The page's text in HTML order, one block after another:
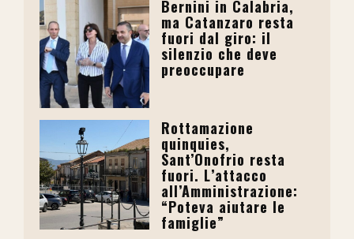
Bernini in Calabria,
ma Catanzaro resta
fuori dal giro: il
silenzio che deve
preoccupare
Rottamazione
quinquies,
Sant’Onofrio resta
fuori. L’attacco
all’Amministrazione:
“Poteva aiutare le
famiglie”